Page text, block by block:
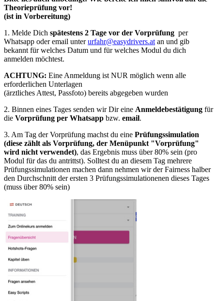
Theorieprüfung vor!
(ist in Vorbereitung)
1. Melde Dich spätestens 2 Tage vor der Vorprüfung per
Whatsapp oder email unterurfahr@easydrivers.at an und gib
bekannt für welches Datum und für welches Modul du dich
anmelden möchtest.
ACHTUNG: Eine Anmeldung ist NUR möglich wenn alle
erforderlichen Unterlagen
(ärztliches Attest, Passfoto) bereits abgegeben wurden
2. Binnen eines Tages senden wir Dir eine Anmeldebestätigung für
die Vorprüfung per Whatsapp bzw. email.
3. Am Tag der Vorprüfung machst du eine Prüfungssimulation
(diese zählt als Vorprüfung, der Menüpunkt "Vorprüfung"
wird nicht verwendet), das Ergebnis muss über 80% sein (pro
Modul für das du antrittst). Solltest du an diesem Tag mehrere
Prüfungssimulationen machen dann nehmen wir der Fairness halber
den Durchschnitt der ersten 3 Prüfungssimulationenen dieses Tages
(muss über 80% sein)